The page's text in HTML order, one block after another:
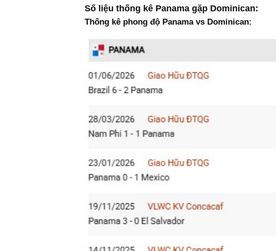
Số liệu thống kê Panama gặp Dominican:
Thống kê phong độ Panama vs Dominican: